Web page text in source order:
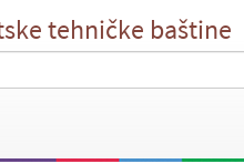
tehničke baštine